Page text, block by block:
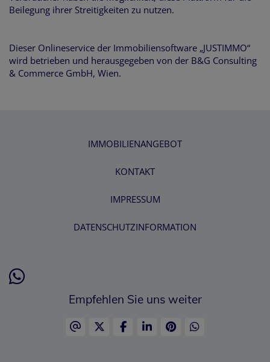
Beilegung ihrer Streitigkeiten zu nutzen.
Dieser Onlineservice der Immobiliensoftware „JUSTIMMO“
wird betrieben und herausgegeben von der B&G Consulting
& Commerce GmbH, Wien.
IMMOBILIENANGEBOT
KONTAKT
IMPRESSUM
DATENSCHUTZINFORMATION
Empfehlen Sie uns weiter